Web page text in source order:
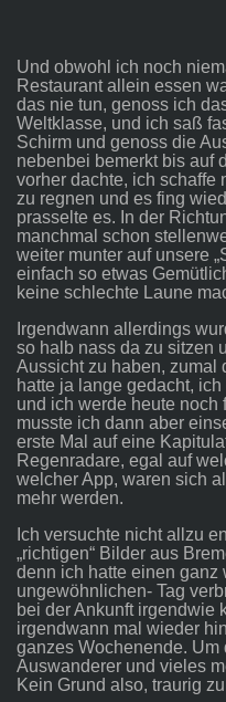
Und obwohl ich noch
Restaurant allein essen
das nie tun, genoss ich
Weltklasse, und ich saß
Schirm und genoss die
nebenbei bemerkt bis auf
vorher dachte, ich schaffe
zu regnen und es fing
prasselte es. In der
manchmal schon
weiter munter auf unsere
einfach so etwas
keine schlechte Laune
Irgendwann allerdings
so halb nass da zu sitzen
Aussicht zu haben, zumal
hatte ja lange gedacht,
und ich werde heute noch
musste ich dann aber
erste Mal auf eine
Regenradare, egal auf
welcher App, waren sich
mehr werden.
Ich versuchte nicht allzu
„richtigen“ Bilder aus
denn ich hatte einen ganz
ungewöhnlichen- Tag
bei der Ankunft irgendwie
irgendwann mal wieder
ganzes Wochenende.
Auswanderer und vieles
Kein Grund also, traurig